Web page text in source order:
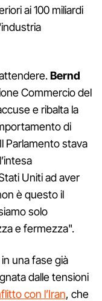
ai 100 miliardi
Bernd
Commercio del
e ribalta la
di
Parlamento stava
Uniti ad aver
è questo il
solo
e fermezza".
una fase già
dalle tensioni
con l’Iran, che